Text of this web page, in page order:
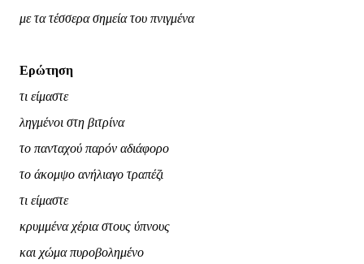
με τα τέσσερα σημεία του πνιγμένα
Ερώτηση
τι είμαστε
ληγμένοι στη βιτρίνα
το πανταχού παρόν αδιάφορο
το άκομψο ανήλιαγο τραπέζι
τι είμαστε
κρυμμένα χέρια στους ύπνους
και χώμα πυροβολημένο